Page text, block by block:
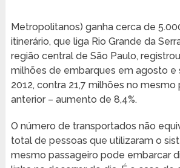
Metropolitanos) ganha cerca de
itinerário, que liga Rio Grande da
região central de São Paulo,
milhões de embarques em agosto e
2012, contra 21,7 milhões no
anterior – aumento de 8,4%.
O número de transportados não
total de pessoas que utilizaram o
mesmo passageiro pode embarcar